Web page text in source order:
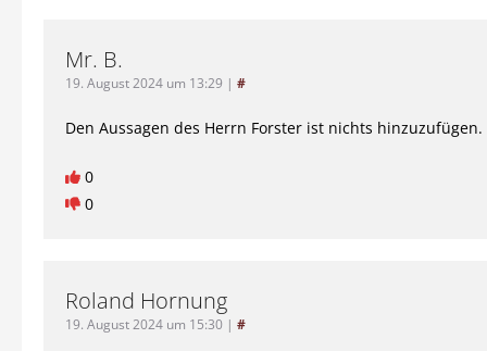
Mr. B.
19. August 2024 um 13:29 | #
Den Aussagen des Herrn Forster ist nichts hinzuzufügen.
0
0
Roland Hornung
19. August 2024 um 15:30 | #